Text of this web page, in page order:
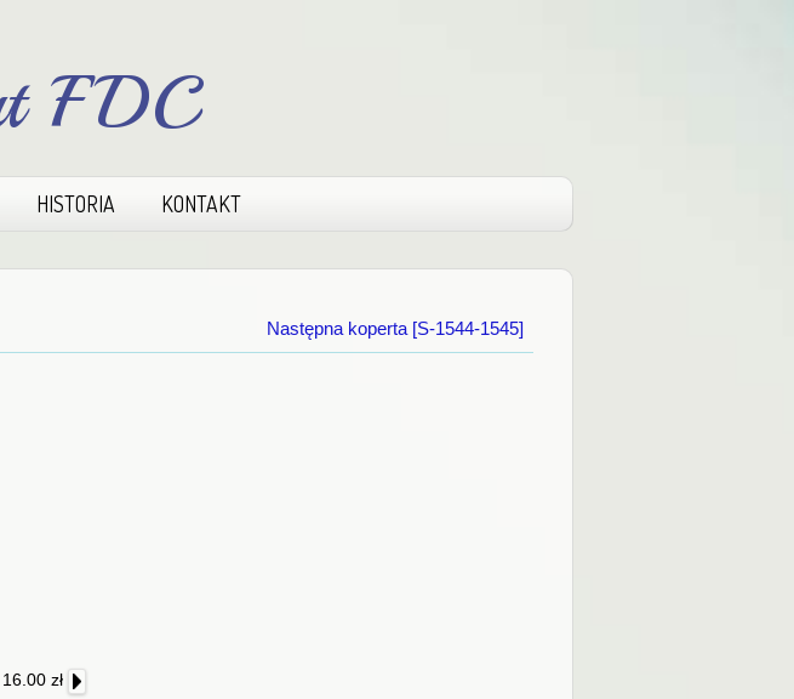
FDC
HISTORIA KONTAKT
Następna koperta [S-1544-1545]
16.00 zł